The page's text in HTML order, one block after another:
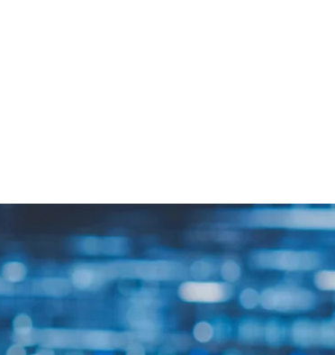
신속한 대응을 통해 고객의 시간을
제공합니다. 또한 정확한 정보와
혼란과 오해를 방지합니다. 삼성